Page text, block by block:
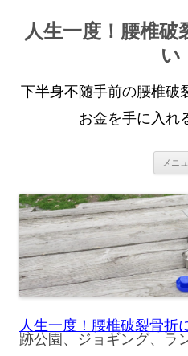
人生一度！腰椎
い
下半身不随手前の腰椎破
お金を手に入れ
メニ
人生一度！腰椎破裂骨折
跡公園、ジョギング、ラ